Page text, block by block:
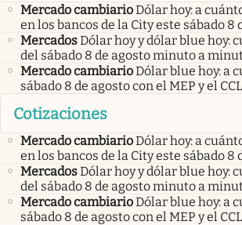
Mercado cambiarioDólar hoy: a
en los bancos de la City este sábado 8
MercadosDólar hoy y dólar blue hoy:
del sábado 8 de agosto minuto a
Mercado cambiarioDólar blue hoy: a
sábado 8 de agosto con el MEP y el CCL
Cotizaciones
Mercado cambiarioDólar hoy: a
en los bancos de la City este sábado 8
MercadosDólar hoy y dólar blue hoy:
del sábado 8 de agosto minuto a
Mercado cambiarioDólar blue hoy: a
sábado 8 de agosto con el MEP y el CCL